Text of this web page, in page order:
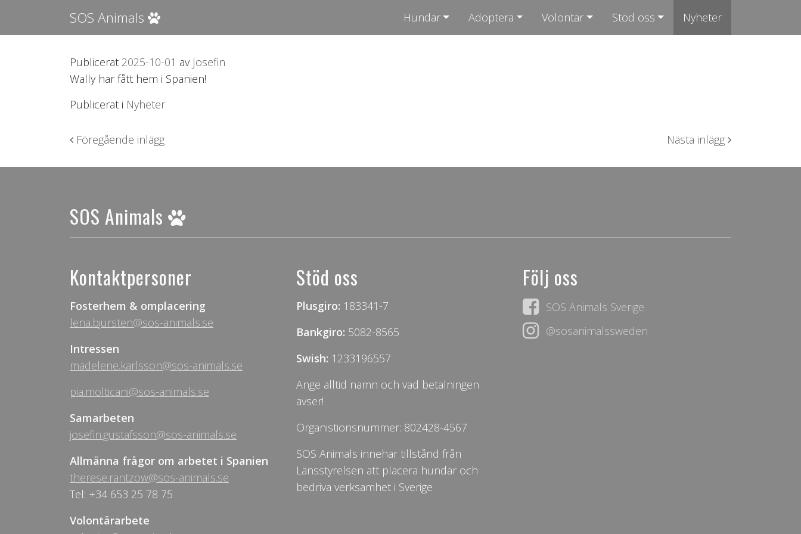
SOS Animals Hundar Adoptera Volontär Stöd oss Nyheter
Publicerat 2025-10-01 av Josefin
Wally har fått hem i Spanien!
Publicerat i Nyheter
Inläggsnavigering
Föregående inlägg Nästa inlägg
SOS Animals
Kontaktpersoner
Fosterhem & omplacering
lena.bjursten@sos-animals.se
Intressen
madelene.karlsson@sos-animals.se
pia.molticani@sos-animals.se
Samarbeten
josefin.gustafsson@sos-animals.se
Allmänna frågor om arbetet i Spanien
therese.rantzow@sos-animals.se
Tel: +34 653 25 78 75
Volontärarbete
Stöd oss
Plusgiro: 183341-7
Bankgiro: 5082-8565
Swish: 1233196557
Ange alltid namn och vad betalningen
avser!
Organistionsnummer: 802428-4567
SOS Animals innehar tillstånd från
Länsstyrelsen att placera hundar och
bedriva verksamhet i Sverige
Följ oss
SOS Animals Sverige
@sosanimalssweden